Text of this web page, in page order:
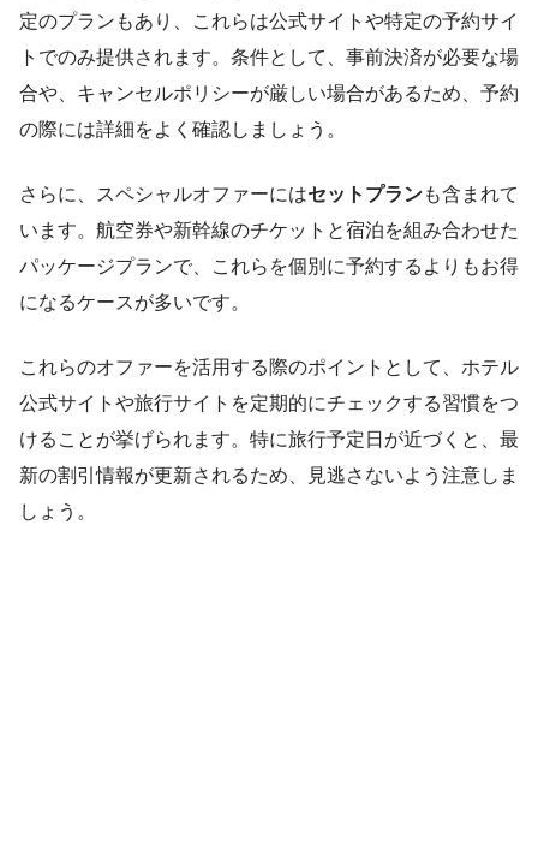
定のプランもあり、これらは公式サイトや特定の予約サイ
トでのみ提供されます。条件として、事前決済が必要な場
合や、キャンセルポリシーが厳しい場合があるため、予約
の際には詳細をよく確認しましょう。
さらに、スペシャルオファーにはセットプランも含まれて
います。航空券や新幹線のチケットと宿泊を組み合わせた
パッケージプランで、これらを個別に予約するよりもお得
になるケースが多いです。
これらのオファーを活用する際のポイントとして、ホテル
公式サイトや旅行サイトを定期的にチェックする習慣をつ
けることが挙げられます。特に旅行予定日が近づくと、最
新の割引情報が更新されるため、見逃さないよう注意しま
しょう。